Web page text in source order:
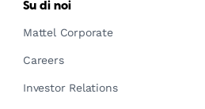
Su di noi
Mattel Corporate
Careers
Investor Relations